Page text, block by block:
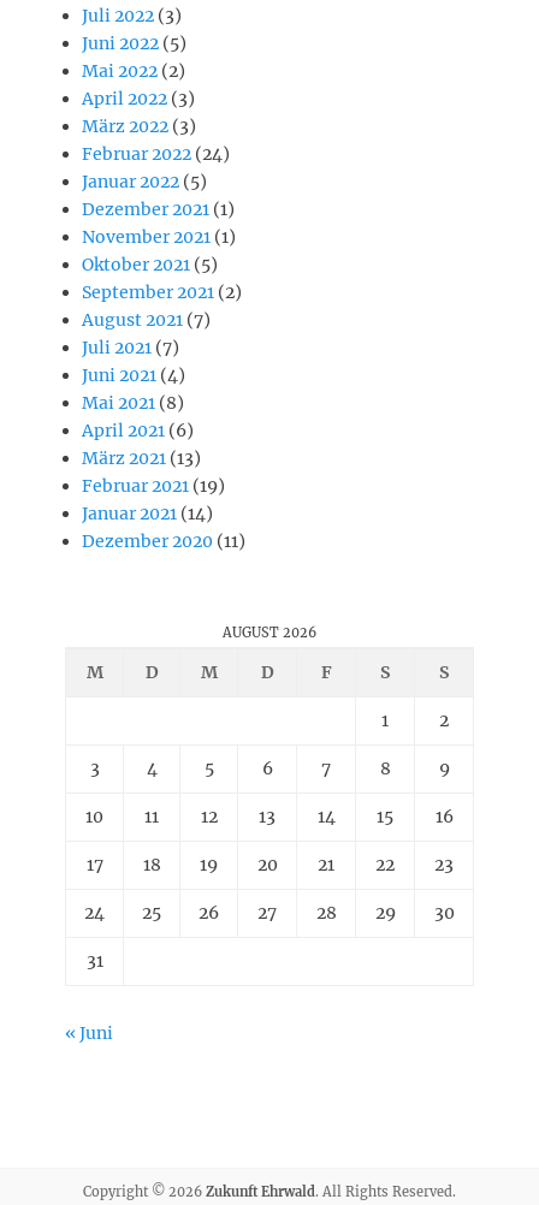
Juli 2022 (3)
Juni 2022 (5)
Mai 2022 (2)
April 2022 (3)
März 2022 (3)
Februar 2022 (24)
Januar 2022 (5)
Dezember 2021 (1)
November 2021 (1)
Oktober 2021 (5)
September 2021 (2)
August 2021 (7)
Juli 2021 (7)
Juni 2021 (4)
Mai 2021 (8)
April 2021 (6)
März 2021 (13)
Februar 2021 (19)
Januar 2021 (14)
Dezember 2020 (11)
AUGUST 2026
M D M D F S S
1 2
3 4 5 6 7 8 9
10 11 12 13 14 15 16
17 18 19 20 21 22 23
24 25 26 27 28 29 30
31
« Juni
Copyright © 2026 Zukunft Ehrwald . All Rights Reserved.